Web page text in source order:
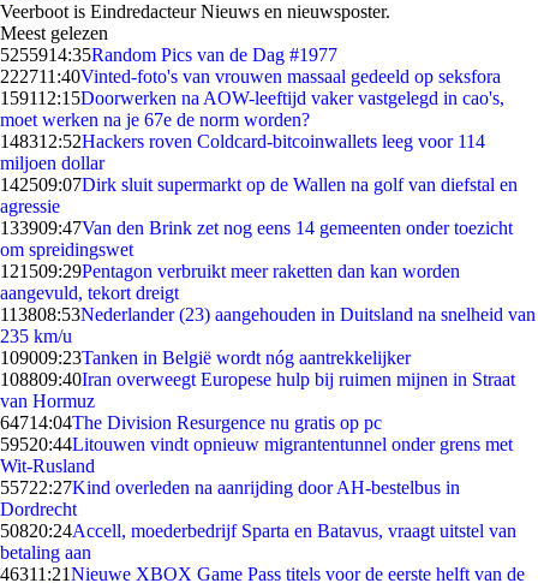
Veerboot is Eindredacteur Nieuws en nieuwsposter.
Meest gelezen
5255914:35Random Pics van de Dag #1977
222711:40Vinted-foto's van vrouwen massaal gedeeld op seksfora
159112:15Doorwerken na AOW-leeftijd vaker vastgelegd in cao's,
moet werken na je 67e de norm worden?
148312:52Hackers roven Coldcard-bitcoinwallets leeg voor 114
miljoen dollar
142509:07Dirk sluit supermarkt op de Wallen na golf van diefstal en
agressie
133909:47Van den Brink zet nog eens 14 gemeenten onder toezicht
om spreidingswet
121509:29Pentagon verbruikt meer raketten dan kan worden
aangevuld, tekort dreigt
113808:53Nederlander (23) aangehouden in Duitsland na snelheid van
235 km/u
109009:23Tanken in België wordt nóg aantrekkelijker
108809:40Iran overweegt Europese hulp bij ruimen mijnen in Straat
van Hormuz
64714:04The Division Resurgence nu gratis op pc
59520:44Litouwen vindt opnieuw migrantentunnel onder grens met
Wit-Rusland
55722:27Kind overleden na aanrijding door AH-bestelbus in
Dordrecht
50820:24Accell, moederbedrijf Sparta en Batavus, vraagt uitstel van
betaling aan
46311:21Nieuwe XBOX Game Pass titels voor de eerste helft van de